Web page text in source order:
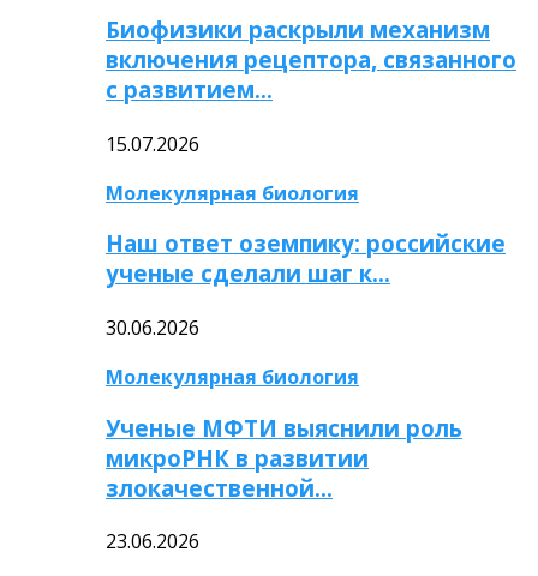
Биофизики раскрыли механизм
включения рецептора, связанного
с развитием…
15.07.2026
Молекулярная биология
Наш ответ оземпику: российские
ученые сделали шаг к…
30.06.2026
Молекулярная биология
Ученые МФТИ выяснили роль
микроРНК в развитии
злокачественной…
23.06.2026